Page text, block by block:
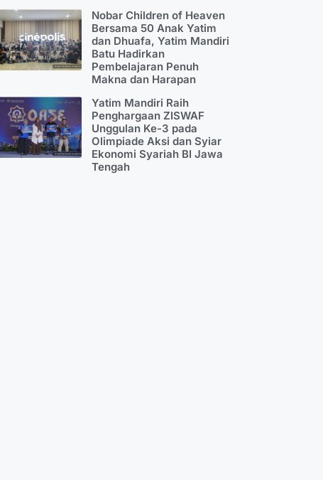
Nobar Children of Heaven
Bersama 50 Anak Yatim
dan Dhuafa, Yatim Mandiri
Batu Hadirkan
Pembelajaran Penuh
Makna dan Harapan
Yatim Mandiri Raih
Penghargaan ZISWAF
Unggulan Ke-3 pada
Olimpiade Aksi dan Syiar
Ekonomi Syariah BI Jawa
Tengah